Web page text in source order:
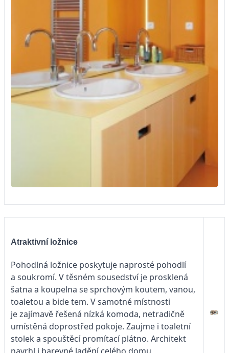
Atraktivní ložnice
Pohodlná ložnice poskytuje naprosté pohodlí
a soukromí. V těsném sousedství je prosklená
šatna a koupelna se sprchovým koutem, vanou,
toaletou a bidetem. V samotné místnosti
je zajímavě řešená nízká komoda, netradičně
umístěná doprostřed pokoje. Zaujme i toaletní
stolek a spouštěcí promítací plátno. Architekt